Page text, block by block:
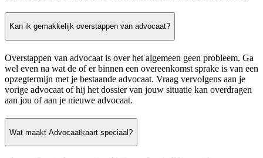
Kan ik gemakkelijk overstappen van advocaat?
Overstappen van advocaat is over het algemeen geen probleem. Ga
wel even na wat de of er binnen een overeenkomst sprake is van een
opzegtermijn met je bestaande advocaat. Vraag vervolgens aan je
vorige advocaat of hij het dossier van jouw situatie kan overdragen
aan jou of aan je nieuwe advocaat.
Wat maakt Advocaatkaart speciaal?